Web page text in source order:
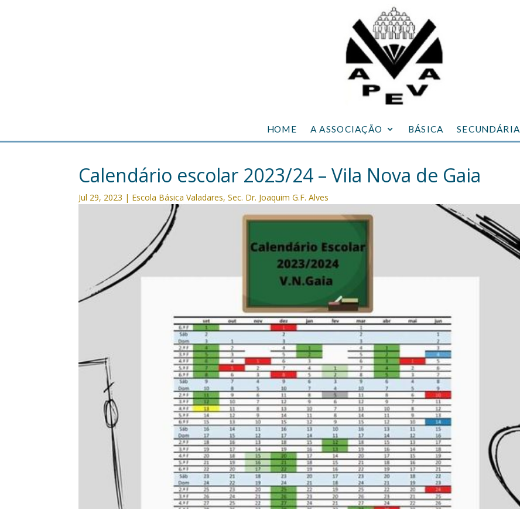
HOME A ASSOCIAÇÃO BÁSICA SECUNDÁRIA
Calendário escolar 2023/24 – Vila Nova de Gaia
Jul 29, 2023 | Escola Básica Valadares,Sec. Dr. Joaquim G.F. Alves